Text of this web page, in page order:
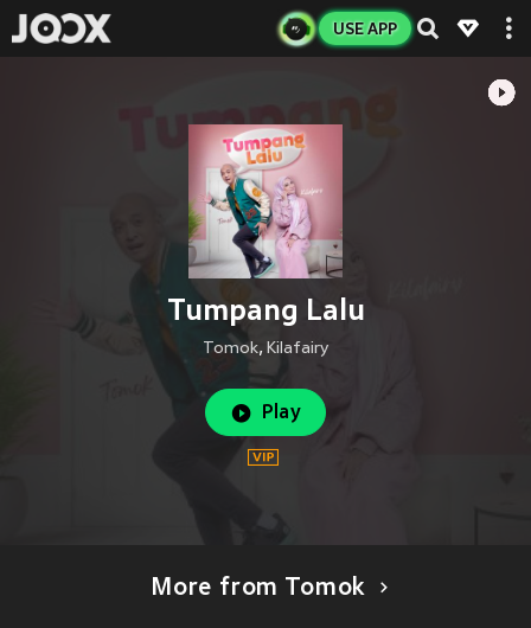
USE APP
Tumpang Lalu
Tomok, Kilafairy
Play
More from Tomok